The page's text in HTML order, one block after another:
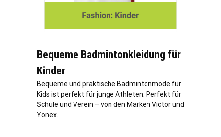
Bequeme Badmintonkleidung für
Kinder
Bequeme und praktische Badmintonmode für
Kids ist perfekt für junge Athleten. Perfekt für
Schule und Verein – von den Marken Victor und
Yonex.